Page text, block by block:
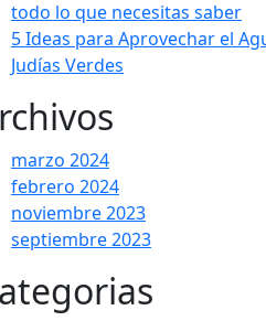
todo lo que necesitas saber
5 Ideas para Aprovechar el
Judías Verdes
marzo 2024
febrero 2024
noviembre 2023
septiembre 2023